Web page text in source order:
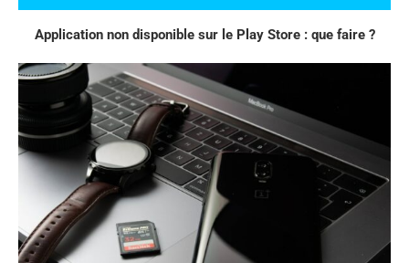
Application non disponible sur le Play Store : que faire ?